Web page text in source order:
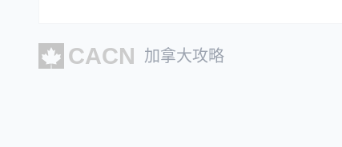
加拿大攻略